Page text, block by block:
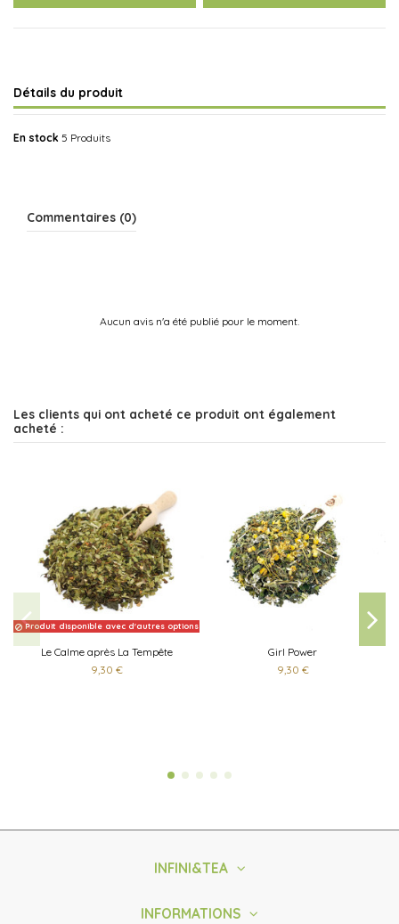
Détails du produit
En stock 5 Produits
Commentaires (0)
Aucun avis n'a été publié pour le moment.
Les clients qui ont acheté ce produit ont également
acheté :
Produit disponible avec d'autres options
Le Calme après La Tempête
9,30 €
Girl Power
9,30 €
INFINI&TEA
INFORMATIONS